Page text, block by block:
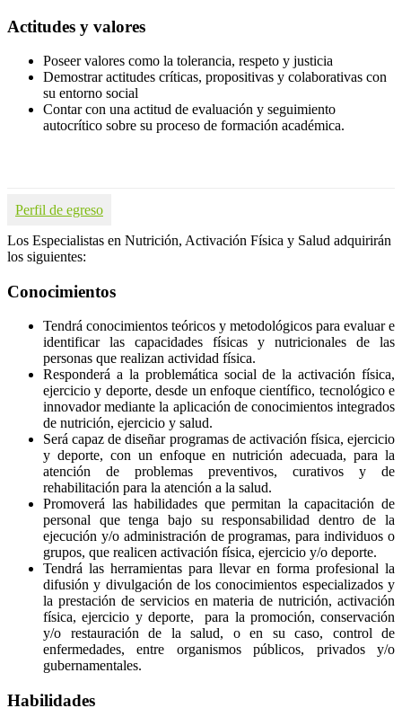
Actitudes y valores
Poseer valores como la tolerancia, respeto y justicia
Demostrar actitudes críticas, propositivas y colaborativas con
su entorno social
Contar con una actitud de evaluación y seguimiento
autocrítico sobre su proceso de formación académica.
Perfil de egreso
Los Especialistas en Nutrición, Activación Física y Salud adquirirán
los siguientes:
Conocimientos
Tendrá conocimientos teóricos y metodológicos para evaluar e
identificar las capacidades físicas y nutricionales de las
personas que realizan actividad física.
Responderá a la problemática social de la activación física,
ejercicio y deporte, desde un enfoque científico, tecnológico e
innovador mediante la aplicación de conocimientos integrados
de nutrición, ejercicio y salud.
Será capaz de diseñar programas de activación física, ejercicio
y deporte, con un enfoque en nutrición adecuada, para la
atención de problemas preventivos, curativos y de
rehabilitación para la atención a la salud.
Promoverá las habilidades que permitan la capacitación de
personal que tenga bajo su responsabilidad dentro de la
ejecución y/o administración de programas, para individuos o
grupos, que realicen activación física, ejercicio y/o deporte.
Tendrá las herramientas para llevar en forma profesional la
difusión y divulgación de los conocimientos especializados y
la prestación de servicios en materia de nutrición, activación
física, ejercicio y deporte, para la promoción, conservación
y/o restauración de la salud, o en su caso, control de
enfermedades, entre organismos públicos, privados y/o
gubernamentales.
Habilidades